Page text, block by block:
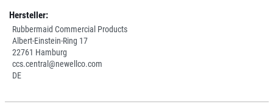
Hersteller:
Rubbermaid Commercial Products
Albert-Einstein-Ring 17
22761 Hamburg
ccs.central@newellco.com
DE